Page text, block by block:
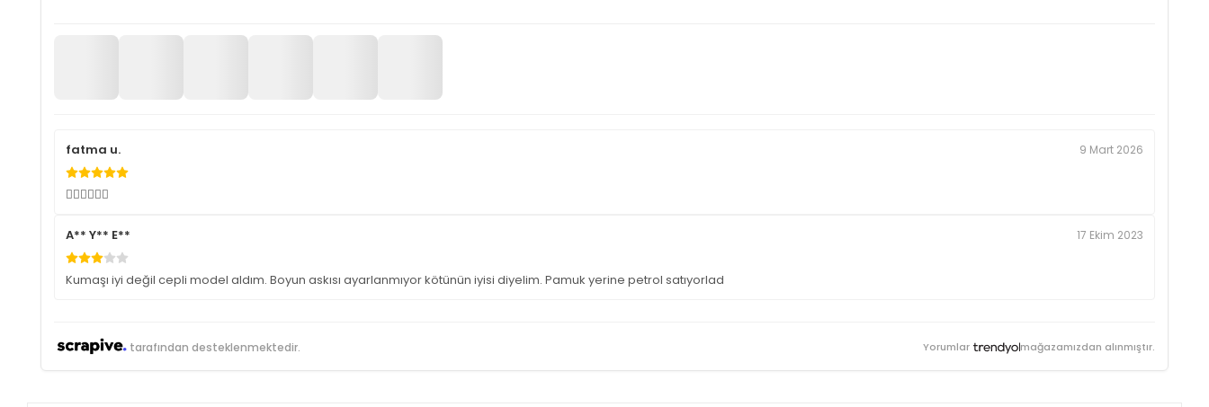
fatma u. 9 Mart 2026
👍🏼👍🏼👍🏼
A** Y** E** 17 Ekim 2023
Kumaşı iyi değil cepli model aldım. Boyun askısı ayarlanmıyor kötünün iyisi diyelim. Pamuk yerine petrol satıyorlad
tarafından desteklenmektedir. Yorumlar mağazamızdan alınmıştır.